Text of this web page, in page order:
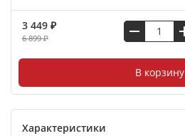
3 449 ₽
6 899 ₽
В корзину
Характеристики